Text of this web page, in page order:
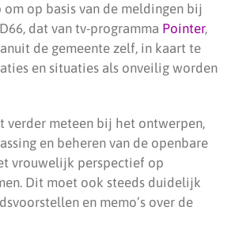
op basis van de meldingen bij
dat van tv-programma Pointer,
de gemeente zelf, in kaart te
en situaties als onveilig worden
verder meteen bij het ontwerpen,
en beheren van de openbare
vrouwelijk perspectief op
Dit moet ook steeds duidelijk
en memo’s over de